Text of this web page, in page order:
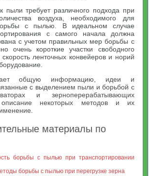
пыли требует различного подхода при
воздуха, необходимого для
с пылью. В идеальном случае
с самого начала должна
с учетом правильных мер борьбы с
очень короткие участки свободного
ленточных конвейеров и норий
общую информацию, идеи и
с выделением пыли и борьбой с
и зерноперерабатывающих
описание некоторых методов и их
материалы по
борьбы с пылью при транспортировании
борьбы с пылью при перегрузке зерна